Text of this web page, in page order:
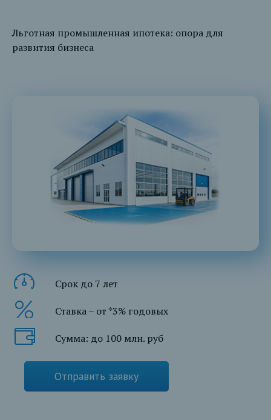
Льготная промышленная ипотека: опора для
развития бизнеса
Срок до 7 лет
Ставка – от *3% годовых
Сумма: до 100 млн. руб
Отправить заявку